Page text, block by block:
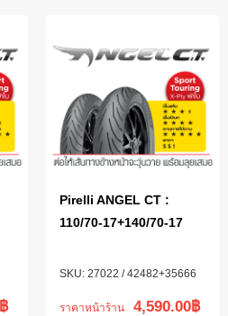
฿
27022 / 42482+35666
Pirelli ANGEL CT :
110/70-17+140/70-17
ราคาหน้าร้าน 4,590.00฿